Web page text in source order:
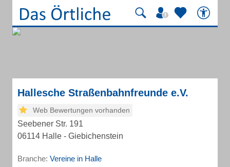
Hallesche Straßenbahnfreunde e.V.
Web Bewertungen vorhanden
Seebener Str. 191
06114 Halle - Giebichenstein
Branche: Vereine in Halle